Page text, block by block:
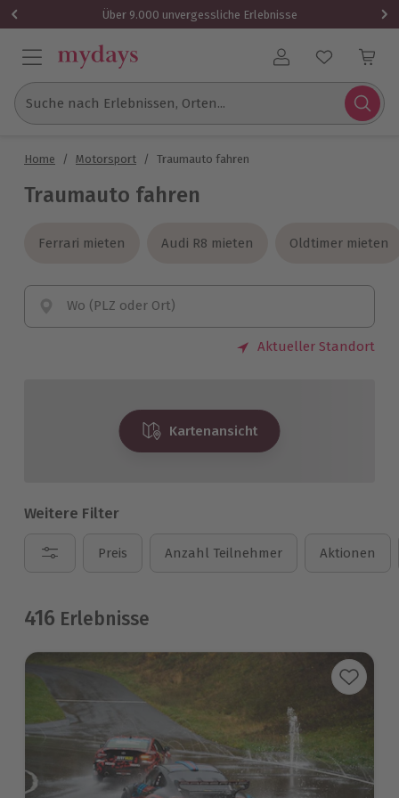
Über 9.000 unvergessliche Erlebnisse
Benutzerkonto
Suche nach Erlebnissen, Orten...
Home / Motorsport / Traumauto fahren
Traumauto fahren
Ferrari mieten
Ferrari mieten Audi R8 mieten
Audi R8 mieten Oldtimer mieten
Oldtimer mieten
Wo (PLZ oder Ort)
Aktueller Standort
Kartenansicht
Weitere Filter
Preis Anzahl Teilnehmer Aktionen
416 Erlebnisse